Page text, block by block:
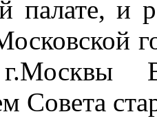
палате, и
г.Москвы
Совета